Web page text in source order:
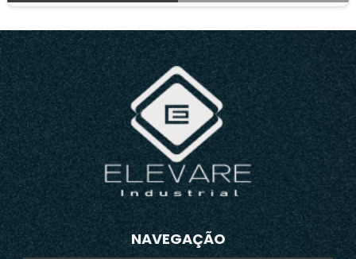
NAVEGAÇÃO